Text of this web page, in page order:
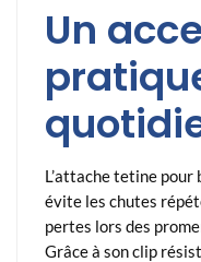
Un
L’attache tetine pour
évite les chutes
pertes lors des
Grâce à son clip